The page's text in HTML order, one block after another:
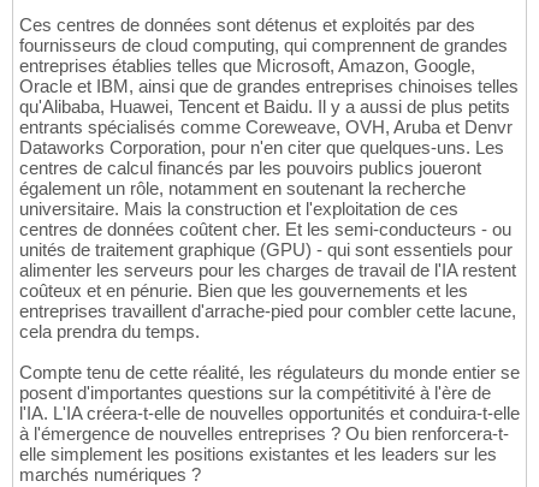
Ces centres de données sont détenus et exploités par des
fournisseurs de cloud computing, qui comprennent de grandes
entreprises établies telles que Microsoft, Amazon, Google,
Oracle et IBM, ainsi que de grandes entreprises chinoises telles
qu'Alibaba, Huawei, Tencent et Baidu. Il y a aussi de plus petits
entrants spécialisés comme Coreweave, OVH, Aruba et Denvr
Dataworks Corporation, pour n'en citer que quelques-uns. Les
centres de calcul financés par les pouvoirs publics joueront
également un rôle, notamment en soutenant la recherche
universitaire. Mais la construction et l'exploitation de ces
centres de données coûtent cher. Et les semi-conducteurs - ou
unités de traitement graphique (GPU) - qui sont essentiels pour
alimenter les serveurs pour les charges de travail de l'IA restent
coûteux et en pénurie. Bien que les gouvernements et les
entreprises travaillent d'arrache-pied pour combler cette lacune,
cela prendra du temps.
Compte tenu de cette réalité, les régulateurs du monde entier se
posent d'importantes questions sur la compétitivité à l'ère de
l'IA. L'IA créera-t-elle de nouvelles opportunités et conduira-t-elle
à l'émergence de nouvelles entreprises ? Ou bien renforcera-t-
elle simplement les positions existantes et les leaders sur les
marchés numériques ?